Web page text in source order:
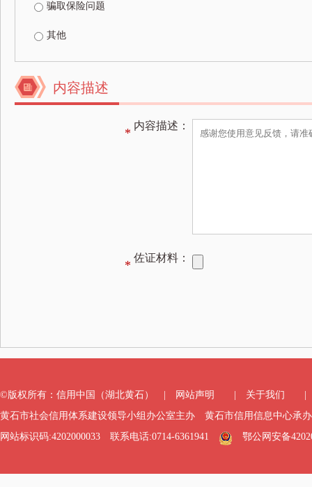
骗取保险问题
其他
内容描述
*
内容描述：
*
佐证材料：